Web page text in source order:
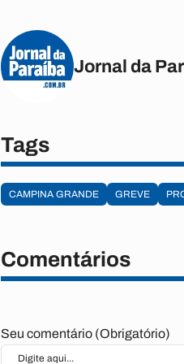
Jornal da
Tags
CAMPINA GRANDE GREVE
Comentários
Seu comentário (Obrigatório)